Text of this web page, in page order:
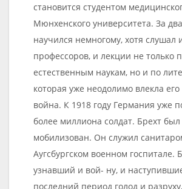
становится студентом
Мюнхенского университета. За
научился немногому, хотя слушал
профессоров, и лекции не только
естественным наукам, но и по
которая уже неодолимо влекла
война. К 1918 году Германия уже
более миллиона солдат. Брехт был
мобилизован. Он служил
Аугсбургском военном госпитале.
узнавший и вой- ну, и
последний период голод и